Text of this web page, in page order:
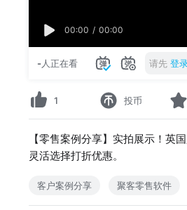
00:00 / 00:00
-人正在看 请先 登
1 投币
【零售案例分享】实拍展示！英
灵活选择打折优惠。
客户案例分享 聚客零售软件